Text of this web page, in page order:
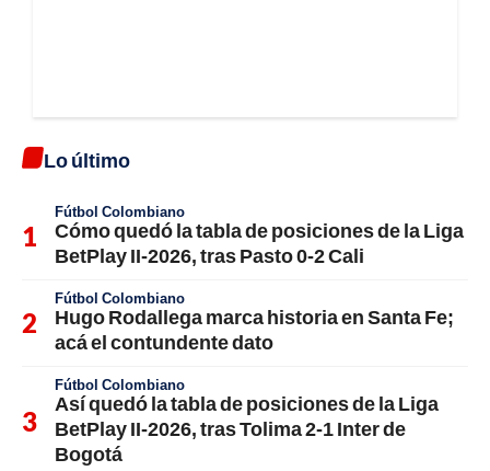
Lo último
Fútbol Colombiano
Cómo quedó la tabla de posiciones de la Liga
BetPlay II-2026, tras Pasto 0-2 Cali
Fútbol Colombiano
Hugo Rodallega marca historia en Santa Fe;
acá el contundente dato
Fútbol Colombiano
Así quedó la tabla de posiciones de la Liga
BetPlay II-2026, tras Tolima 2-1 Inter de
Bogotá